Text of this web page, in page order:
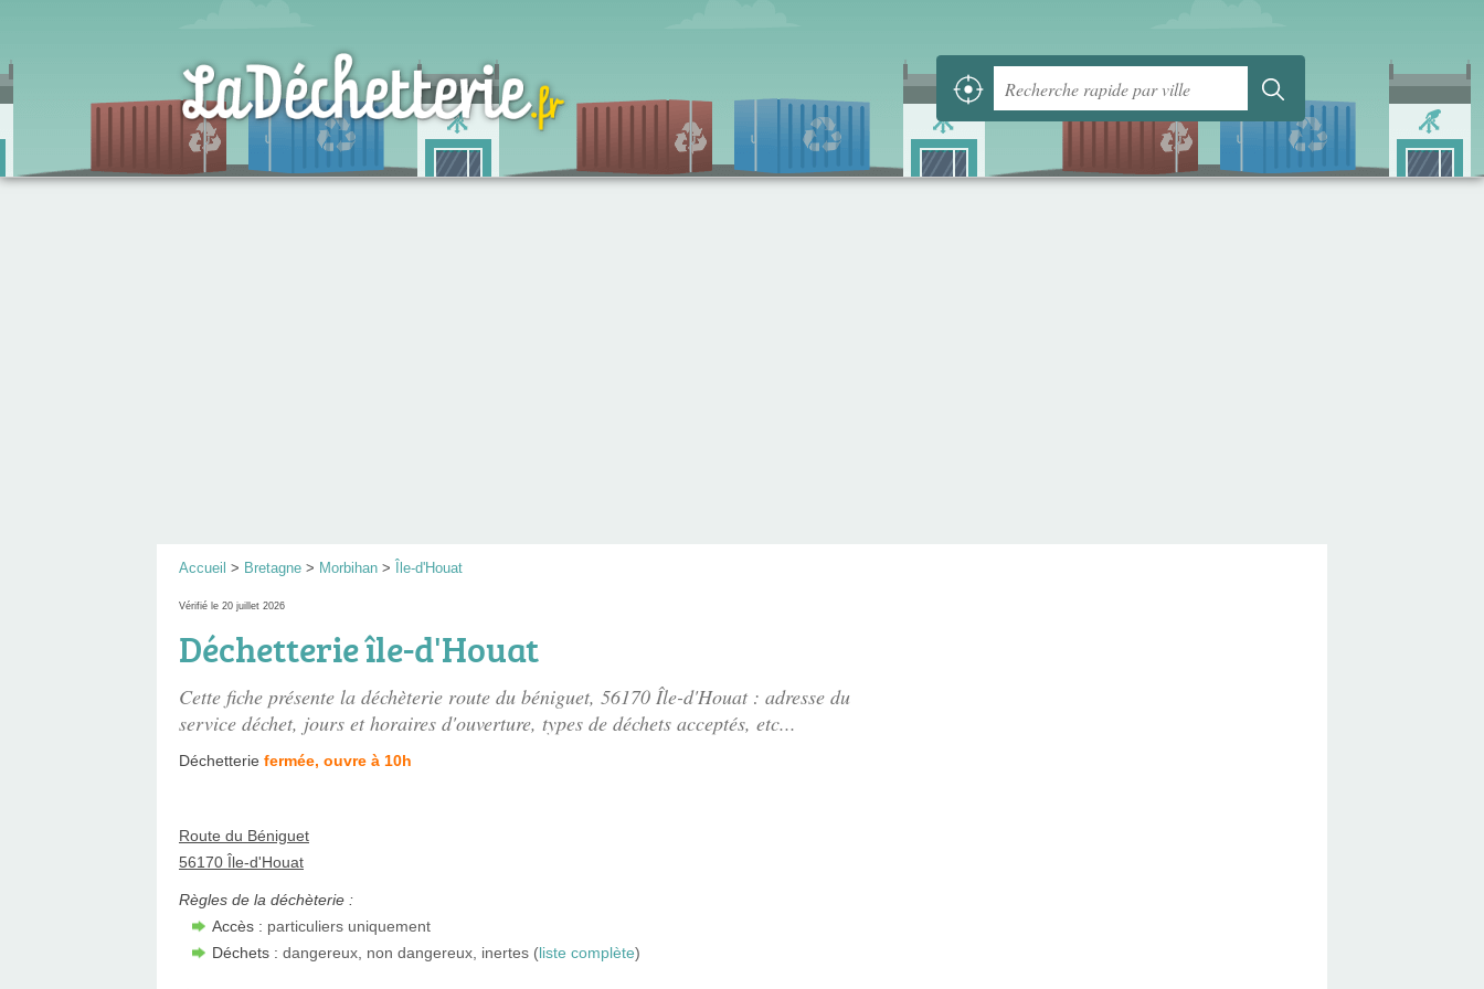
Accueil > Bretagne > Morbihan > Île-d'Houat
Vérifié le 20 juillet 2026
Déchetterie île-d'Houat
Cette fiche présente la déchèterie route du béniguet, 56170 Île-d'Houat : adresse du
service déchet, jours et horaires d'ouverture, types de déchets acceptés, etc...
Déchetterie fermée, ouvre à 10h
Route du Béniguet
56170 Île-d'Houat
Règles de la déchèterie :
Accès : particuliers uniquement
Déchets : dangereux, non dangereux, inertes (liste complète)